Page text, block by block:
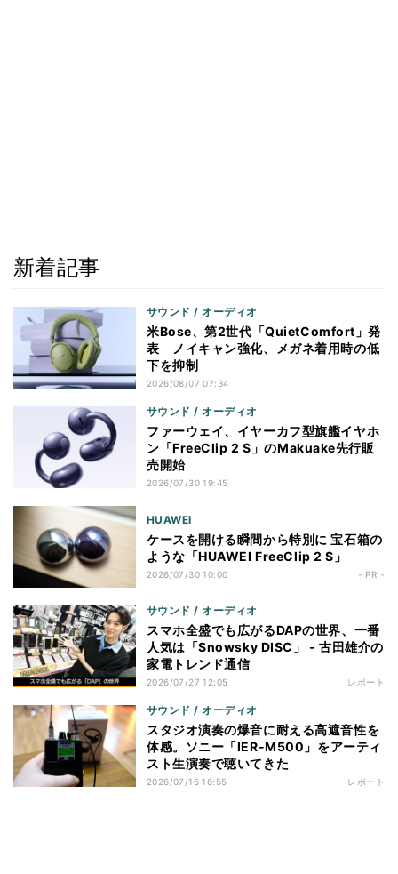
新着記事
サウンド / オーディオ
米Bose、第2世代「QuietComfort」発
表 ノイキャン強化、メガネ着用時の低
下を抑制
2026/08/07 07:34
サウンド / オーディオ
ファーウェイ、イヤーカフ型旗艦イヤホ
ン「FreeClip 2 S」のMakuake先行販
売開始
2026/07/30 19:45
HUAWEI
ケースを開ける瞬間から特別に 宝石箱の
ような「HUAWEI FreeClip 2 S」
2026/07/30 10:00 - PR -
サウンド / オーディオ
スマホ全盛でも広がるDAPの世界、一番
人気は「Snowsky DISC」 - 古田雄介の
家電トレンド通信
2026/07/27 12:05 レポート
サウンド / オーディオ
スタジオ演奏の爆音に耐える高遮音性を
体感。ソニー「IER-M500」をアーティ
スト生演奏で聴いてきた
2026/07/16 16:55 レポート